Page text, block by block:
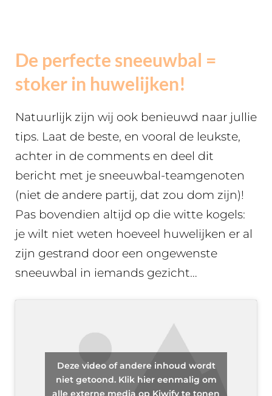
De perfecte sneeuwbal =
stoker in huwelijken!
Natuurlijk zijn wij ook benieuwd naar jullie
tips. Laat de beste, en vooral de leukste,
achter in de comments en deel dit
bericht met je sneeuwbal-teamgenoten
(niet de andere partij, dat zou dom zijn)!
Pas bovendien altijd op die witte kogels:
je wilt niet weten hoeveel huwelijken er al
zijn gestrand door een ongewenste
sneeuwbal in iemands gezicht…
Deze video of andere inhoud wordt
niet getoond. Klik hier eenmalig om